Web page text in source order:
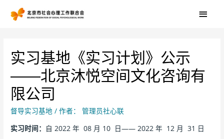
实习基地《实习计划》公示
——北京沐悦空间文化咨询有
限公司
督导实习基地 / 作者：
管理员社心联
实习时间： 自 2022 年 08 月 10 日—— 2022 年 12 月 31 日